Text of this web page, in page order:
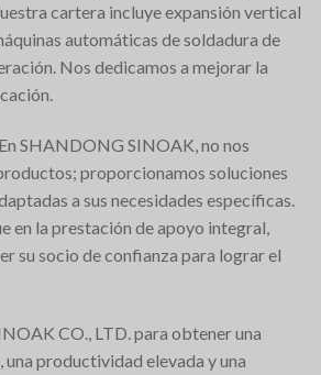
cartera incluye expansión vertical
automáticas de soldadura de
Nos dedicamos a mejorar la
SHANDONG SINOAK, no nos
proporcionamos soluciones
a sus necesidades específicas.
en la prestación de apoyo integral,
su socio de confianza para lograr el
CO., LTD. para obtener una
productividad elevada y una